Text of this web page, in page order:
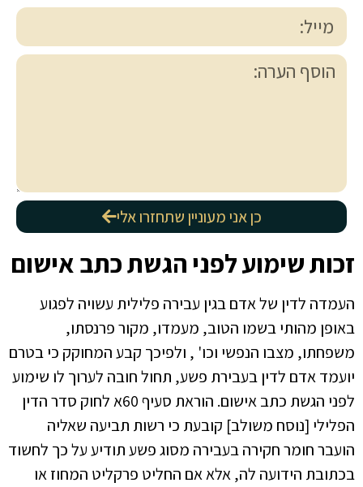
כן אני מעוניין שתחזרו אלי
זכות שימוע לפני הגשת כתב אישום
העמדה לדין של אדם בגין עבירה פלילית עשויה לפגוע
באופן מהותי בשמו הטוב, מעמדו, מקור פרנסתו,
משפחתו, מצבו הנפשי וכו' , ולפיכך קבע המחוקק כי בטרם
יועמד אדם לדין בעבירת פשע, תחול חובה לערוך לו שימוע
לפני הגשת כתב אישום. הוראת סעיף 60א לחוק סדר הדין
הפלילי [נוסח משולב] קובעת כי רשות תביעה שאליה
הועבר חומר חקירה בעבירה מסוג פשע תודיע על כך לחשוד
בכתובת הידועה לה, אלא אם החליט פרקליט המחוז או